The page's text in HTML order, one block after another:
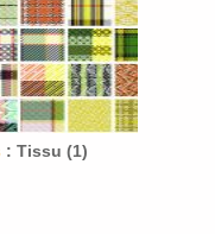
: Tissu (1)